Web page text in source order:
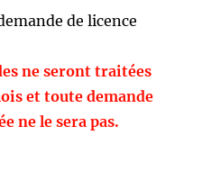
de licence
ne seront traitées
et toute demande
ne le sera pas.